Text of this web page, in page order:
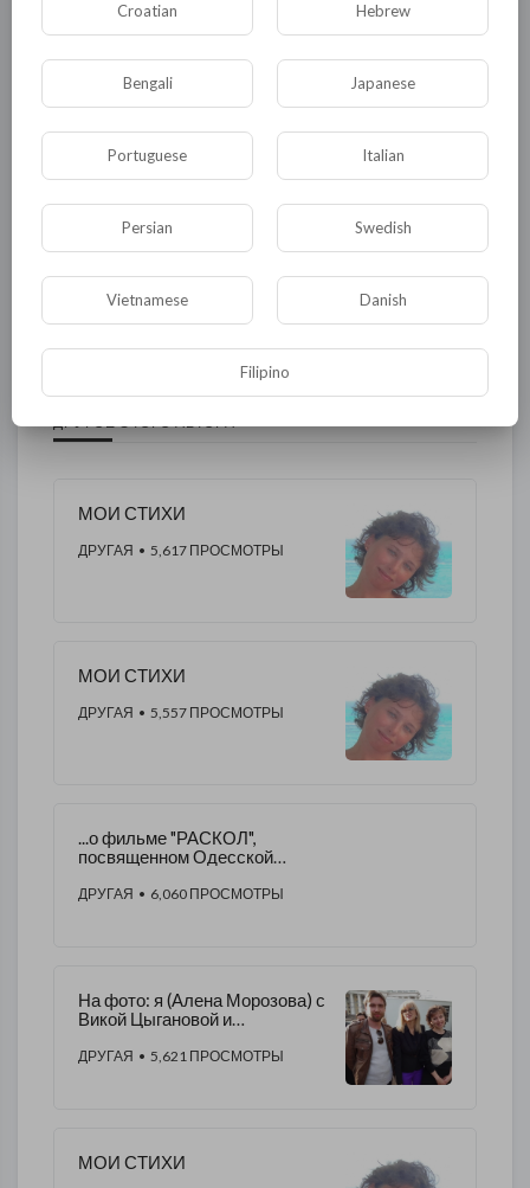
Общая Политика
Общество Происшествия События
Спорт Комедия Развлечение
Новости и политика Культура
Религия Экология
ДРУГОЕ ЭТОГО АВТОРА
МОИ СТИХИ
ДРУГАЯ • 5,617 ПРОСМОТРЫ
МОИ СТИХИ
ДРУГАЯ • 5,557 ПРОСМОТРЫ
...о фильме "РАСКОЛ",
посвященном Одесской
которого я была 03.05.2016 г.
ДРУГАЯ • 6,060 ПРОСМОТРЫ
На фото: я (Алена Морозова) с
Викой Цыгановой и
Александром, ​02.05.2016 г.
ДРУГАЯ • 5,621 ПРОСМОТРЫ
МОИ СТИХИ
Croatian Hebrew
Bengali Japanese
Portuguese Italian
Persian Swedish
Vietnamese Danish
Filipino